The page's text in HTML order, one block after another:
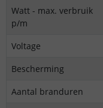
Watt - max. verbruik
p/m
Voltage
Bescherming
Aantal branduren